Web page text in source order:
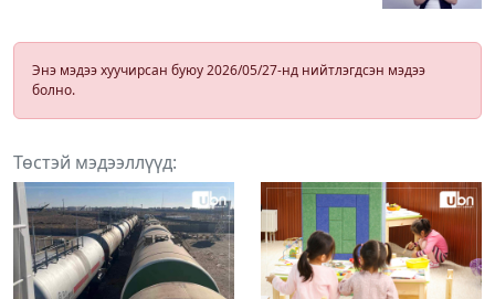
Энэ мэдээ хуучирсан буюу 2026/05/27-нд нийтлэгдсэн мэдээ
болно.
Төстэй мэдээллүүд: